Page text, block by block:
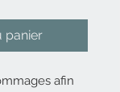
panier
afin